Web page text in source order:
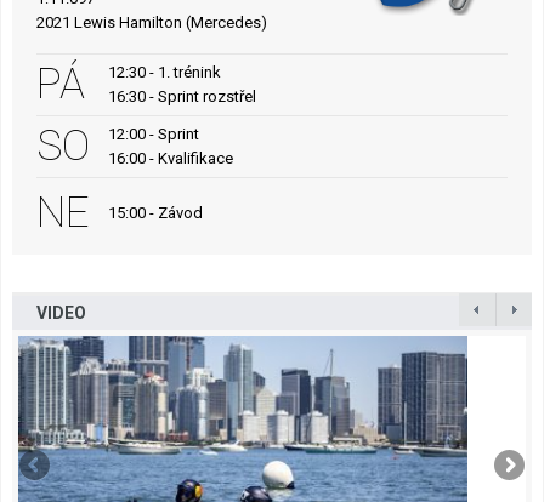
2021 Lewis Hamilton (Mercedes)
PÁ
12:30 - 1. trénink
16:30 - Sprint rozstřel
SO
12:00 - Sprint
16:00 - Kvalifikace
NE 15:00 - Závod
VIDEO